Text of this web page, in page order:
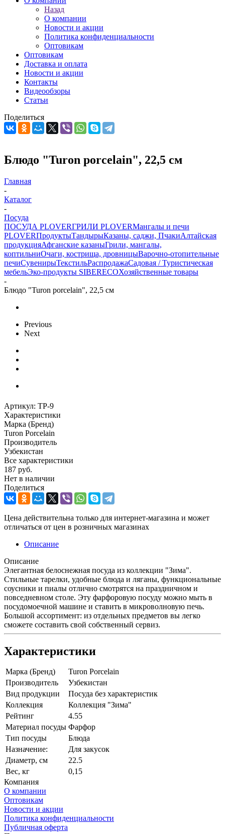
Назад
О компании
Новости и акции
Политика конфиденциальности
Оптовикам
Оптовикам
Доставка и оплата
Новости и акции
Контакты
Видеообзоры
Статьи
Поделиться
Блюдо "Turon porcelain", 22,5 см
Главная
-
Каталог
-
Посуда
ПОСУДА PLOVERГРИЛИ PLOVERМангалы и печи
PLOVERПродуктыТандырыКазаны, саджи, ПчакиАлтайская
продукцияАфганские казаныГрили, мангалы,
коптильниОчаги, кострища, дровницыВарочно-отопительные
печиСувенирыТекстильРаспродажаСадовая / Туристическая
мебельЭко-продукты SIBERECOХозяйственные товары
-
Блюдо "Turon porcelain", 22,5 см
Previous
Next
Артикул: TP-9
Характеристики
Марка (Бренд)
Turon Porcelain
Производитель
Узбекистан
Все характеристики
187 руб.
Нет в наличии
Поделиться
Цена действительна только для интернет-магазина и может
отличаться от цен в розничных магазинах
Описание
Описание
Элегантная белоснежная посуда из коллекции "Зима".
Стильные тарелки, удобные блюда и ляганы, функциональные
соусники и пиалы отлично смотрятся на праздничном и
повседневном столе. Эту фарфоровую посуду можно мыть в
посудомоечной машине и ставить в микроволновую печь.
Большой ассортимент: из отдельных предметов вы легко
сможете составить свой собственный сервиз.
Характеристики
Марка (Бренд)
Turon Porcelain
Производитель
Узбекистан
Вид продукции
Посуда без характеристик
Коллекция
Коллекция "Зима"
Рейтинг
4.55
Материал посуды Фарфор
Тип посуды
Блюда
Назначение:
Для закусок
Диаметр, см
22.5
Вес, кг
0,15
Компания
О компании
Оптовикам
Новости и акции
Политика конфиденциальности
Публичная оферта